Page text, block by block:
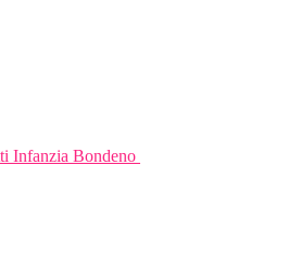
Infanzia Bondeno